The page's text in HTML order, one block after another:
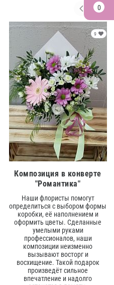
0
9
Композиция в конверте
"Романтика"
Наши флористы помогут
определиться с выбором формы
коробки, её наполнением и
оформить цветы. Сделанные
умелыми руками
профессионалов, наши
композиции неизменно
вызывают восторг и
восхищение. Такой подарок
произведёт сильное
впечатление и надолго